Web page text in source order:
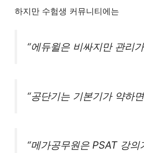
하지만 수험생 커뮤니티에는
“에듀윌은 비싸지만 관리
“공단기는 기본기가 약하
“메가공무원은 PSAT 강의